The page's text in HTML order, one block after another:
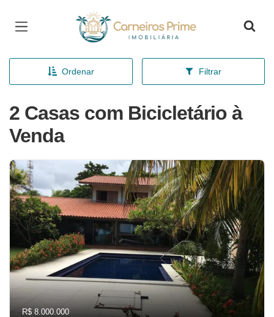
Página inicial
Ordenar Filtrar
2 Casas com Bicicletário à
Venda
R$ 8.000.000